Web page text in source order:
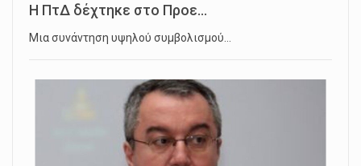
Η ΠτΔ δέχτηκε στο Προε...
Μια συνάντηση υψηλού συμβολισμού…